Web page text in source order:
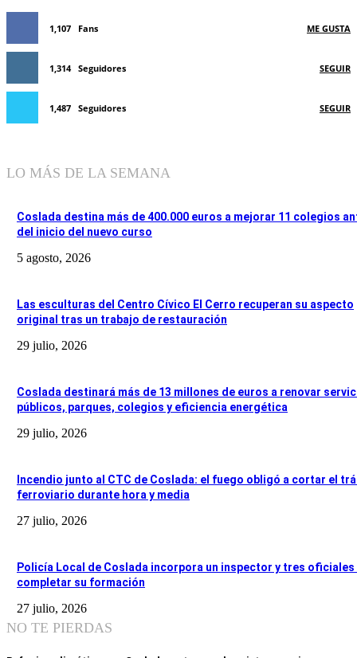
1,107 Fans ME GUSTA
1,314 Seguidores SEGUIR
1,487 Seguidores SEGUIR
LO MÁS DE LA SEMANA
Coslada destina más de 400.000 euros a mejorar 11 colegios
del inicio del nuevo curso
5 agosto, 2026
Las esculturas del Centro Cívico El Cerro recuperan su aspecto
original tras un trabajo de restauración
29 julio, 2026
Coslada destinará más de 13 millones de euros a renovar
públicos, parques, colegios y eficiencia energética
29 julio, 2026
Incendio junto al CTC de Coslada: el fuego obligó a cortar el
ferroviario durante hora y media
27 julio, 2026
Policía Local de Coslada incorpora un inspector y tres
completar su formación
27 julio, 2026
NO TE PIERDAS